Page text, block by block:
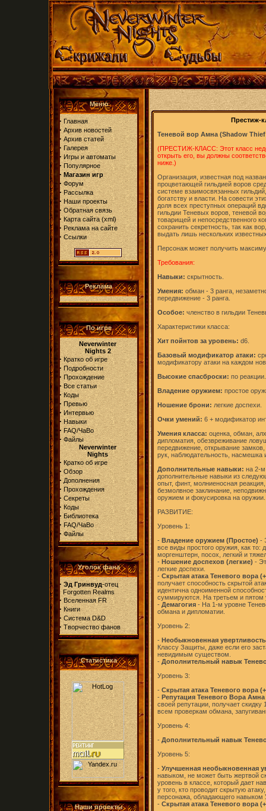
Меню
· Главная
· Архив новостей
· Архив статей
· Галерея
· Игры и автоматы
· Популярное
· Магазин игр
· Форум
· Рассылка
· Наши проекты
· Обратная связь
· Карта сайта(xml)
· Реклама на сайте
· Ссылки
Реклама
По игре
Neverwinter
Nights 2
· Кратко об игре
· Подробности
· Прохождение
· Все статьи
· Коды
· Превью
· Интервью
· Навыки
· FAQ/ЧаВо
· Файлы
Neverwinter
Nights
· Кратко об игре
· Обзор
· Дополнения
· Прохождения
· Секреты
· Коды
· Библиотека
· FAQ/ЧаВо
· Файлы
Уголок фана
· Эд Гринвуд-отец
Forgotten Realms
· Вселенная FR
· Книги
· Система D&D
· Творчество фанов
Статистика
Наши проекты
Престиж-
Теневой вор Амна (Shadow
(ПРЕСТИЖ-КЛАСС: Этот класс
открыть его, вы должны
ниже.)
Организация, известная под
процветающей гильдией воров
системе взаимосвязанных
богатству и власти. На совести
доля всех преступных операций
гильдии Теневых воров, теневой
товарищей и непосредственного
сохранить секретность, так как
выдать лишь нескольких
Персонаж может получить
Требования:
Навыки: скрытность.
Умения: обман - 3 ранга,
передвижение - 3 ранга.
Особое: членство в гильдии
Характеристики класса:
Хит пойнтов за уровень: d6.
Базовый модификатор атаки:
модификатору атаки на каждом
Высокие спасброски: по реакции.
Владение оружием: простое
Ношение брони: легкие доспехи.
Очки умений: 6 + модификатор
Умения класса: оценка, обман,
дипломатия, обезвреживание
передвижение, открывание
рук, наблюдательность, насмешка
Дополнительные навыки: на 2-м
дополнительные навыки из
опыт, финт, молниеносная
безмолвное заклинание,
оружием и фокусировка на оружии.
РАЗВИТИЕ:
Уровень 1:
- Владение оружием (Простое) -
все виды простого оружия, как то:
моргенштерн, посох, легкий и
- Ношение доспехов (легкие) -
легкие доспехи.
- Скрытая атака Теневого вора
получает способность скрытой
идентична одноименной
суммируются. На третьем и пятом
- Демагогия - На 1-м уровне
обмана и дипломатии.
Уровень 2:
- Необыкновенная увертливость
Классу Защиты, даже если его
невидимым существом.
- Дополнительный навык
Уровень 3:
- Скрытая атака Теневого вора
- Репутация Теневого Вора Амна
своей репутации, получает
всем проверкам обмана,
Уровень 4:
- Дополнительный навык
Уровень 5:
- Улучшенная необыкновенная
навыком, не может быть жертвой
уровень в классе, который дает
у того, кто проводит скрытую
персонажа, обладающего навыком
- Скрытая атака Теневого вора